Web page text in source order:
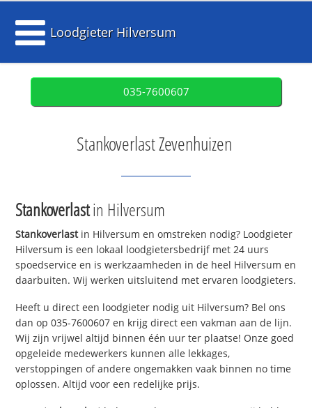
Loodgieter Hilversum
035-7600607
Stankoverlast Zevenhuizen
Stankoverlastin Hilversum
Stankoverlastin Hilversum en omstreken nodig? Loodgieter
Hilversum is een lokaal loodgietersbedrijf met 24 uurs
spoedservice en is werkzaamheden in de heel Hilversum en
daarbuiten. Wij werken uitsluitend met ervaren loodgieters.
Heeft u direct een loodgieter nodig uit Hilversum? Bel ons
dan op 035-7600607 en krijg direct een vakman aan de lijn.
Wij zijn vrijwel altijd binnen één uur ter plaatse! Onze goed
opgeleide medewerkers kunnen alle lekkages,
verstoppingen of andere ongemakken vaak binnen no time
oplossen. Altijd voor een redelijke prijs.